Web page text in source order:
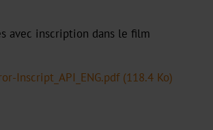
avec inscription dans le film
Inscript_API_ENG.pdf (118.4 Ko)